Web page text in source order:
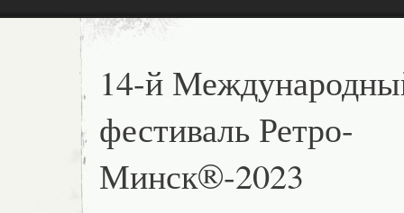
14-й
фестиваль Ретро-
Минск®-2023